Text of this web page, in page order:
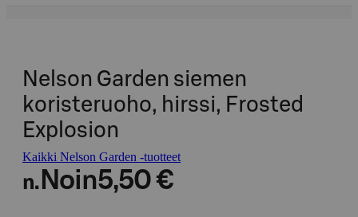
Nelson Garden siemen
koristeruoho, hirssi, Frosted
Explosion
Kaikki Nelson Garden -tuotteet
n. Noin5,50 €